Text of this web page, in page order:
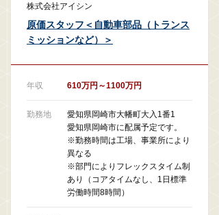
株式会社アイシン
原価スタッフ＜自動車部品（トランス
ミッションなど）＞
年収 610万円～1100万円
勤務地
愛知県岡崎市大幡町大入1番1
愛知県岡崎市に配属予定です。
※勤務時間は工場、事業所により
異なる
※部門によりフレックスタイム制
あり（コアタイムなし、1日標準
労働時間8時間）